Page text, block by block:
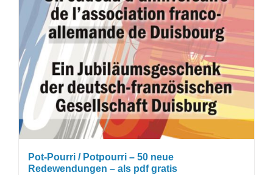
Pot-Pourri / Potpourri – 50 neue
Redewendungen – als pdf gratis